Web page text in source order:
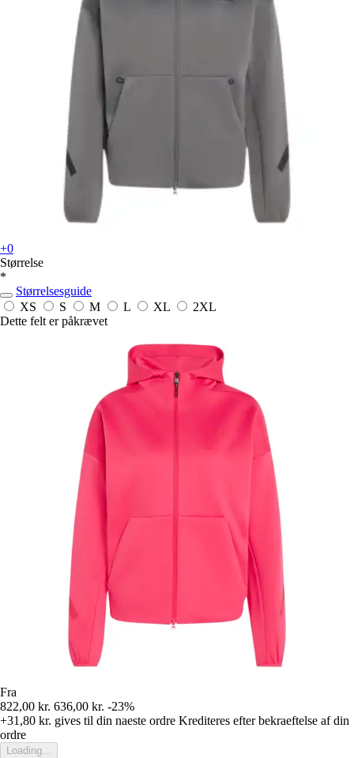
+0
Størrelse
*
Størrelsesguide
XS
S M L XL
2XL
Dette felt er påkrævet
Fra
822,00 kr. 636,00 kr. -23%
+31,80 kr. gives til din naeste ordre Krediteres efter bekraeftelse af din
ordre
Loading...